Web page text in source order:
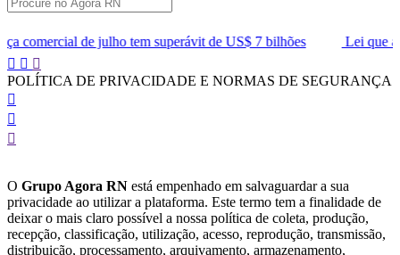
tem superávit de US$ 7 bilhões
Lei que aumenta punição a
Pular
para
o
conteúdo
POLÍTICA DE PRIVACIDADE E NORMAS DE SEGURANÇA
O Grupo Agora RN está empenhado em salvaguardar a sua
privacidade ao utilizar a plataforma. Este termo tem a finalidade de
deixar o mais claro possível a nossa política de coleta, produção,
recepção, classificação, utilização, acesso, reprodução, transmissão,
distribuição, processamento, arquivamento, armazenamento,